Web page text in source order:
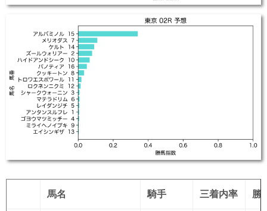
馬名 騎手 三着内率 勝